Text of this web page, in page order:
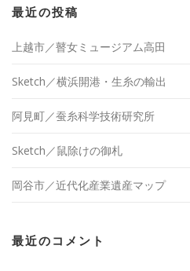
最近の投稿
上越市／瞽女ミュージアム高田
Sketch／横浜開港・生糸の輸出
阿見町／蚕糸科学技術研究所
Sketch／鼠除けの御札
岡谷市／近代化産業遺産マップ
最近のコメント